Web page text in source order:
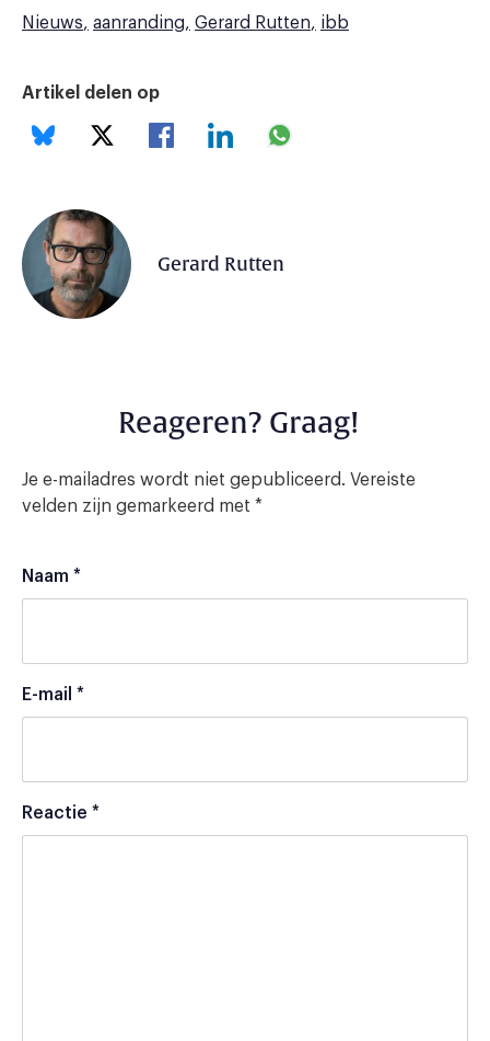
Nieuws
aanranding Gerard Rutten ibb
Artikel delen op
Gerard Rutten
Reageren? Graag!
Je e-mailadres wordt niet gepubliceerd. Vereiste
velden zijn gemarkeerd met *
Naam *
E-mail *
Reactie *